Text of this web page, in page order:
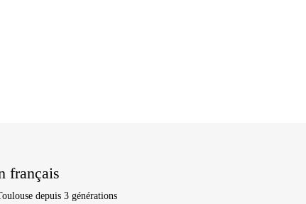
français
depuis 3 générations